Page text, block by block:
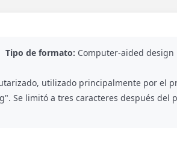
Tipo de formato: Computer-aided design
utilizado principalmente por el
Se limitó a tres caracteres después del